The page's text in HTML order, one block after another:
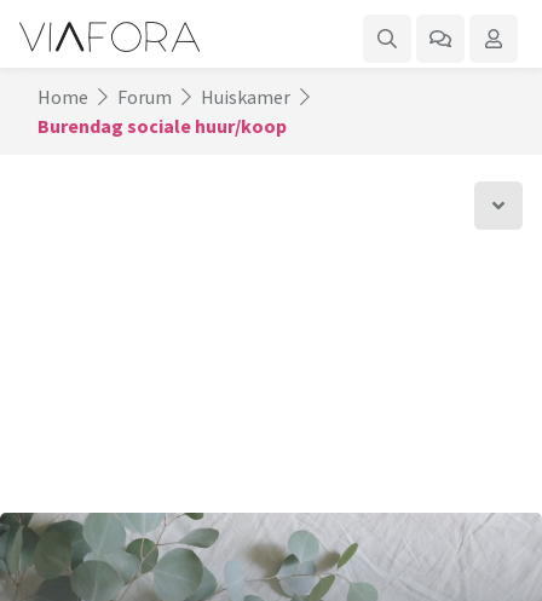
Home Forum
Huiskamer
Burendag sociale huur/koop